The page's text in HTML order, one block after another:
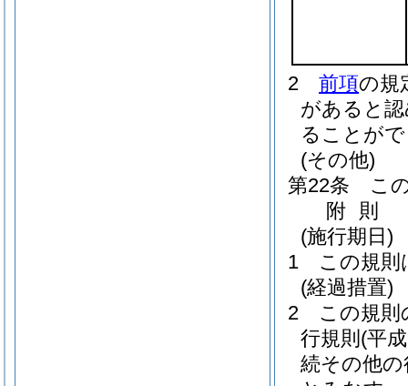
2 前項の規
があると
ることが
(その他)
第22条
こ
附 則
(施行期日)
1
この規則
(経過措置)
2
この規則
行規則 (平
続その他